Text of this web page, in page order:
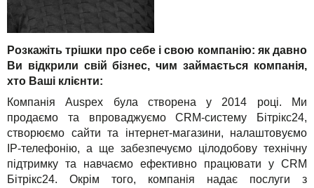
Розкажіть трішки про себе і свою компанію: як давно
Ви відкрили свій бізнес, чим займається компанія,
хто Ваші клієнти:
Компанія Auspex була створена у 2014 році. Ми
продаємо та впроваджуємо CRM-систему Бітрікс24,
створюємо сайти та інтернет-магазини, налаштовуємо
IP-телефонію, а ще забезпечуємо цілодобову технічну
підтримку та навчаємо ефективно працювати у CRM
Бітрікс24. Окрім того, компанія надає послуги з